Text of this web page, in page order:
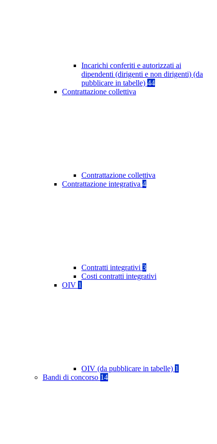
Incarichi conferiti e autorizzati ai
dipendenti (dirigenti e non dirigenti) (da
pubblicare in tabelle) 44
Contrattazione collettiva
Contrattazione collettiva
Contrattazione integrativa 4
Contratti integrativi 3
Costi contratti integrativi
OIV 1
OIV (da pubblicare in tabelle) 1
Bandi di concorso 14